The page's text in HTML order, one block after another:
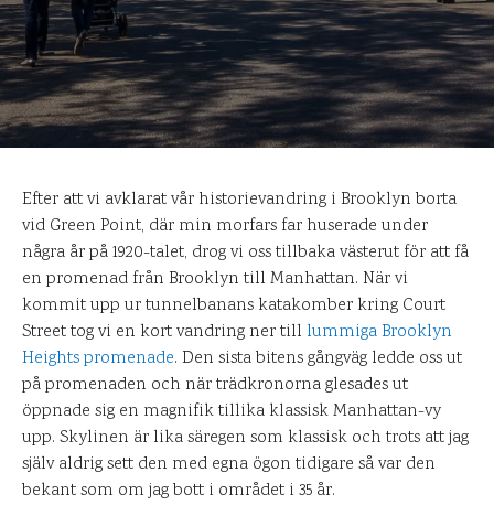
Efter att vi avklarat vår historievandring i Brooklyn borta
vid Green Point, där min morfars far huserade under
några år på 1920-talet, drog vi oss tillbaka västerut för att få
en promenad från Brooklyn till Manhattan. När vi
kommit upp ur tunnelbanans katakomber kring Court
Street tog vi en kort vandring ner till lummiga Brooklyn
Heights promenade. Den sista bitens gångväg ledde oss ut
på promenaden och när trädkronorna glesades ut
öppnade sig en magnifik tillika klassisk Manhattan-vy
upp. Skylinen är lika säregen som klassisk och trots att jag
själv aldrig sett den med egna ögon tidigare så var den
bekant som om jag bott i området i 35 år.